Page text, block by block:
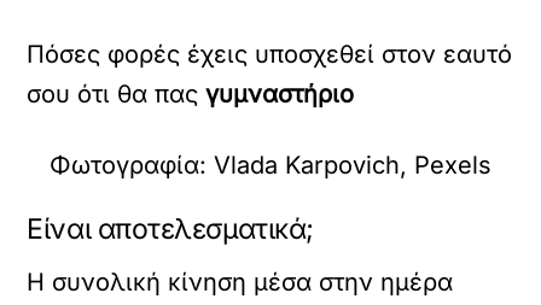
Πόσες φορές έχεις υποσχεθεί στον εαυτό
σου ότι θα παςγυμναστήριο
Φωτογραφία: Vlada Karpovich, Pexels
Είναι αποτελεσματικά;
Η συνολική κίνηση μέσα στην ημέρα